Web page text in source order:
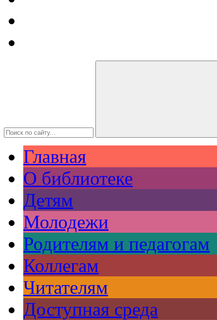
Главная
О библиотеке
Детям
Молодежи
Родителям и педагогам
Коллегам
Читателям
Доступная среда